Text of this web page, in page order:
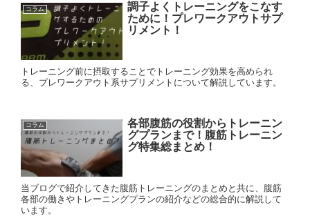
コラム
調子よくトレーニングをこなす
ために！プレワークアウトサプ
リメント！
トレーニング前に摂取することでトレーニング効果を高められ
る、プレワークアウト系サプリメントについて解説しています。
コラム
各部腹筋の役割からトレーニン
グプランまで！腹筋トレーニン
グ特集総まとめ！
当ブログで紹介してきた腹筋トレーニングのまとめと共に、腹筋
各部の働きやトレーニングプランの紹介などの総合的に解説して
います。